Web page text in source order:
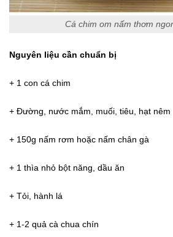
Cá chim om nấm thơm
Nguyên liệu cần chuẩn bị
+ 1 con cá chim
+ Đường, nước mắm, muối, tiêu, hạt nêm
+ 150g nấm rơm hoặc nấm chân gà
+ 1 thìa nhỏ bột năng, dầu ăn
+ Tỏi, hành lá
+ 1-2 quả cà chua chín